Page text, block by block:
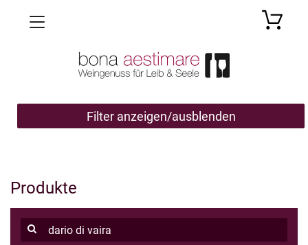
Toggle navigation
Filter anzeigen/ausblenden
Produkte